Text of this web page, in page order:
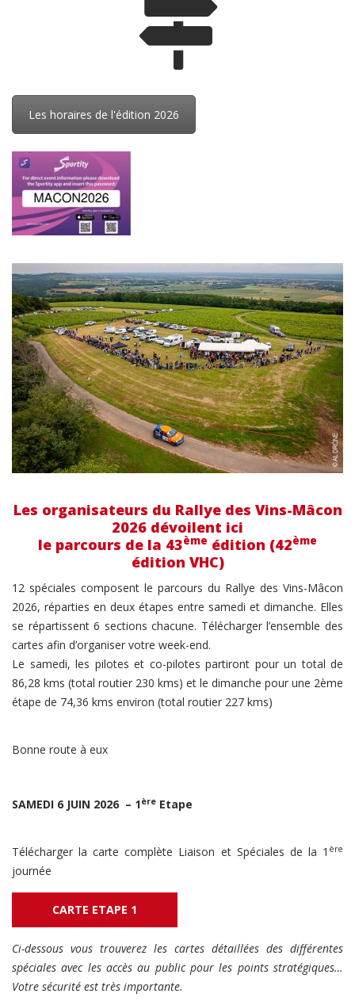
Les horaires de l'édition 2026
Les organisateurs du Rallye des Vins-Mâcon
2026 dévoilent ici
le parcours de la 43ème édition (42ème
édition VHC)
12 spéciales composent le parcours du Rallye des Vins-Mâcon
2026, réparties en deux étapes entre samedi et dimanche. Elles
se répartissent 6 sections chacune. Télécharger l’ensemble des
cartes afin d’organiser votre week-end.
Le samedi, les pilotes et co-pilotes partiront pour un total de
86,28 kms (total routier 230 kms) et le dimanche pour une 2ème
étape de 74,36 kms environ (total routier 227 kms)
Bonne route à eux
SAMEDI 6 JUIN 2026 – 1ère Etape
Télécharger la carte complète Liaison et Spéciales de la 1 ère
journée
CARTE ETAPE 1
Ci-dessous vous trouverez les cartes détaillées des différentes
spéciales avec les accès au public pour les points stratégiques…
Votre sécurité est très importante.